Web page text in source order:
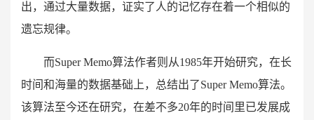
出，通过大量数据，证实了人的记忆存在着一个相似的
遗忘规律。
而Super Memo算法作者则从1985年开始研究，在长
时间和海量的数据基础上，总结出了Super Memo算法。
该算法至今还在研究，在差不多20年的时间里已发展成